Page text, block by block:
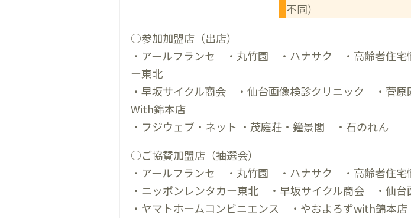
不同）
○参加加盟店（出店）
・アールフランセ ・丸竹園 ・ハナサク ・高齢者住宅
ー東北
・早坂サイクル商会 ・仙台画像検診クリニック ・菅
With錦本店
・フジウェブ・ネット ・茂庭荘・鐘景閣 ・石のれん
○ご協賛加盟店（抽選会）
・アールフランセ ・丸竹園 ・ハナサク ・高齢者住
・ニッポンレンタカー東北 ・早坂サイクル商会 ・
・ヤマトホームコンビニエンス ・やおよろずwith錦